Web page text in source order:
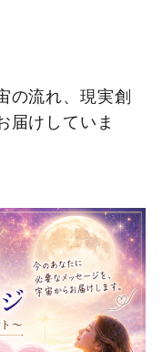
の流れ、現実創
届けしていま